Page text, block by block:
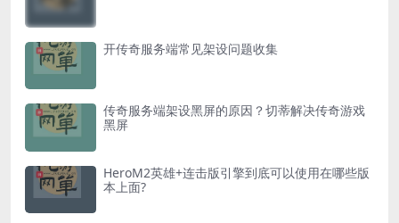
开传奇服务端常见架设问题收集
传奇服务端架设黑屏的原因？切蒂解决传奇游戏
黑屏
HeroM2英雄+连击版引擎到底可以使用在哪些版
本上面?